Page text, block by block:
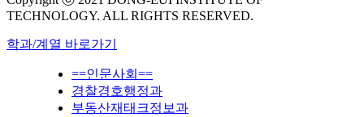
TECHNOLOGY. ALL RIGHTS RESERVED.
학과/계열 바로가기
==인문사회==
경찰경호행정과
부동산재태크정보과